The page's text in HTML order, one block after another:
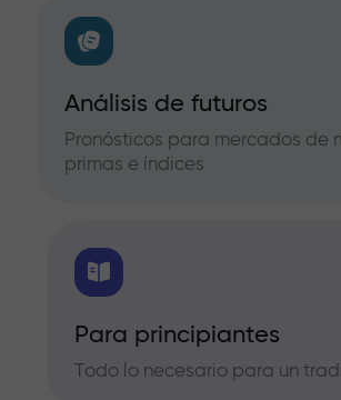
Análisis de futuros
Pronósticos para mercados de
primas e índices
Para principiantes
Todo lo necesario para un